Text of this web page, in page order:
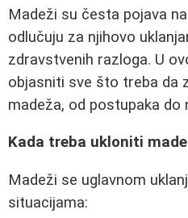
Madeži su česta pojava
odlučuju za njihovo
zdravstvenih razloga. U
objasniti sve što treba da
madeža, od postupaka do
Kada treba ukloniti
Madeži se uglavnom
situacijama: